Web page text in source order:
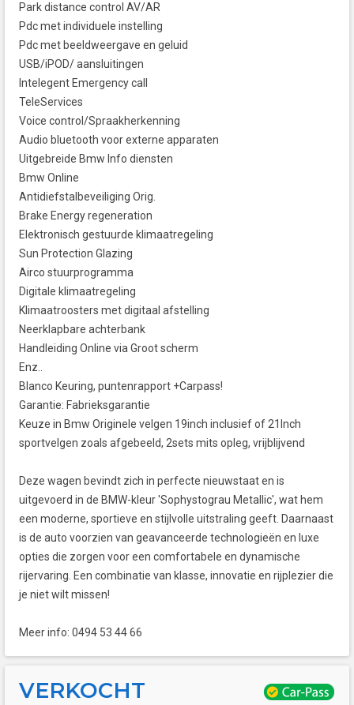
Park distance control AV/AR
Pdc met individuele instelling
Pdc met beeldweergave en geluid
USB/iPOD/ aansluitingen
Intelegent Emergency call
TeleServices
Voice control/Spraakherkenning
Audio bluetooth voor externe apparaten
Uitgebreide Bmw Info diensten
Bmw Online
Antidiefstalbeveiliging Orig.
Brake Energy regeneration
Elektronisch gestuurde klimaatregeling
Sun Protection Glazing
Airco stuurprogramma
Digitale klimaatregeling
Klimaatroosters met digitaal afstelling
Neerklapbare achterbank
Handleiding Online via Groot scherm
Enz..
Blanco Keuring, puntenrapport +Carpass!
Garantie: Fabrieksgarantie
Keuze in Bmw Originele velgen 19inch inclusief of 21Inch
sportvelgen zoals afgebeeld, 2sets mits opleg, vrijblijvend
Deze wagen bevindt zich in perfecte nieuwstaat en is
uitgevoerd in de BMW-kleur 'Sophystograu Metallic', wat hem
een moderne, sportieve en stijlvolle uitstraling geeft. Daarnaast
is de auto voorzien van geavanceerde technologieën en luxe
opties die zorgen voor een comfortabele en dynamische
rijervaring. Een combinatie van klasse, innovatie en rijplezier die
je niet wilt missen!
Meer info: 0494 53 44 66
VERKOCHT